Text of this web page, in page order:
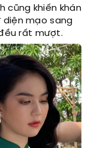
cũng khiến khán
diện mạo sang
rất mượt.